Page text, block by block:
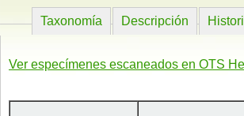
Taxonomía Descripción
Ver especímenes escaneados en OTS